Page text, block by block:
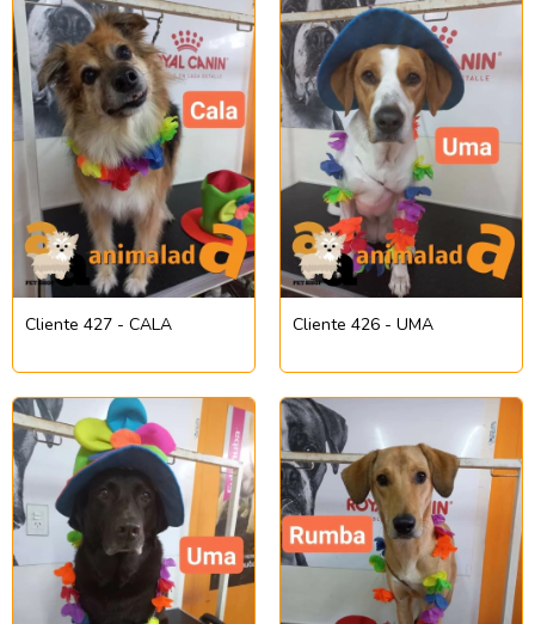
Cliente 427 - CALA Cliente 426 - UMA